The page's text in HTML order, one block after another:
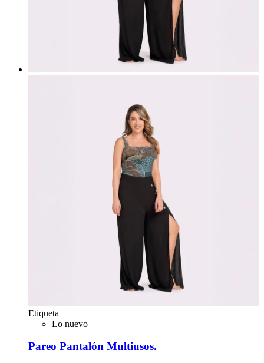
Etiqueta
Lo nuevo
Pareo Pantalón Multiusos.